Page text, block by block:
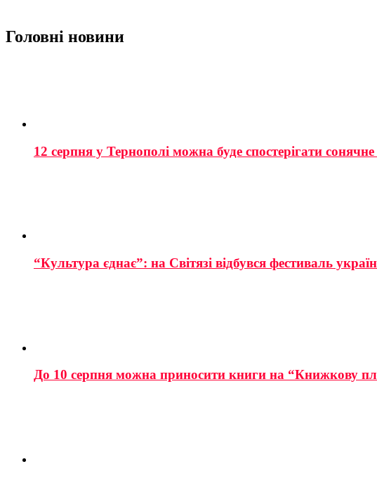
Головні новини
12 серпня у Тернополі можна буде спостерігати
“Культура єднає”: на Світязі відбувся фестиваль
До 10 серпня можна приносити книги на “Книжкову